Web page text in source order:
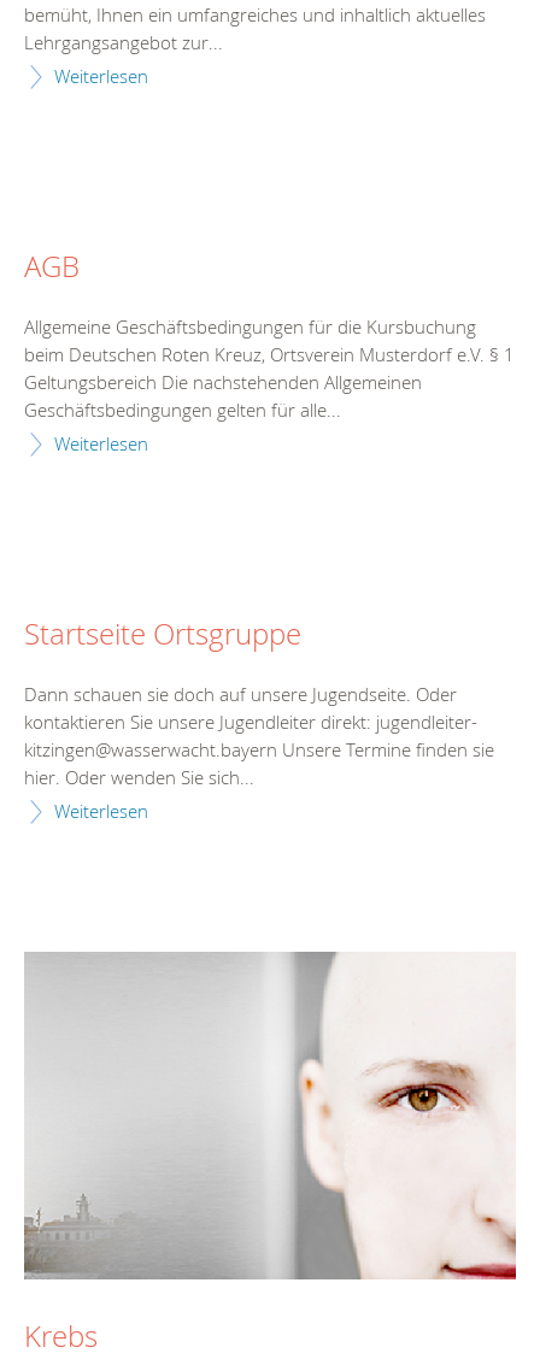
bemüht, Ihnen ein umfangreiches und inhaltlich aktuelles
Lehrgangsangebot zur...
Weiterlesen
AGB
Allgemeine Geschäftsbedingungen für die Kursbuchung
beim Deutschen Roten Kreuz, Ortsverein Musterdorf e.V. § 1
Geltungsbereich Die nachstehenden Allgemeinen
Geschäftsbedingungen gelten für alle...
Weiterlesen
Startseite Ortsgruppe
Dann schauen sie doch auf unsere Jugendseite. Oder
kontaktieren Sie unsere Jugendleiter direkt: jugendleiter-
kitzingen@wasserwacht.bayern Unsere Termine finden sie
hier. Oder wenden Sie sich...
Weiterlesen
Krebs